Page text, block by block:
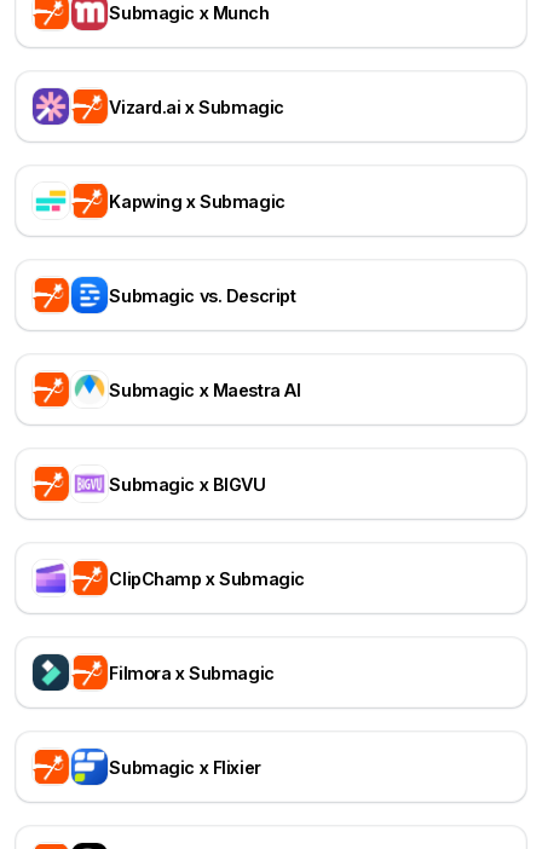
Submagic x Munch
Vizard.ai x Submagic
Kapwing x Submagic
Submagic vs. Descript
Submagic x Maestra AI
Submagic x BIGVU
ClipChamp x Submagic
Filmora x Submagic
Submagic x Flixier